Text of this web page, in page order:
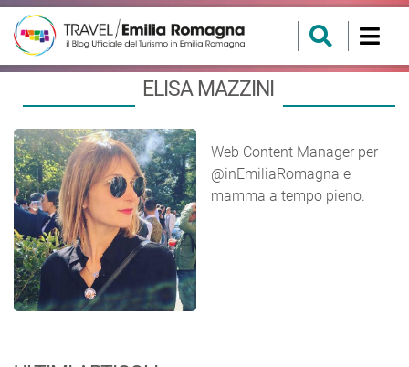
ELISA MAZZINI
Web Content Manager per
@inEmiliaRomagna e
mamma a tempo pieno.